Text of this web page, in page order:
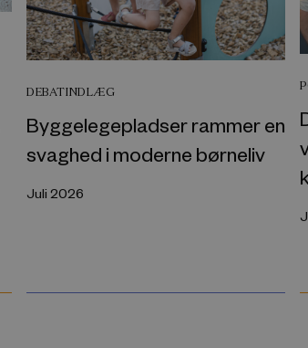
DEBATINDLÆG
Byggelegepladser rammer en
svaghed i moderne børneliv
Juli 2026